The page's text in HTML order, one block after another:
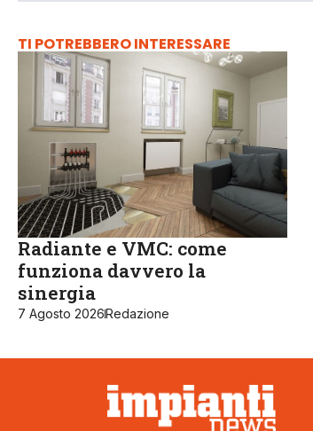
TI POTREBBERO INTERESSARE
Radiante e VMC: come
funziona davvero la
sinergia
7 Agosto 2026Redazione